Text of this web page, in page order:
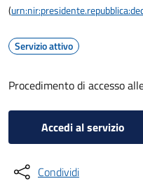
(
Servizio attivo
Procedimento di accesso
Accedi al servizio
Condividi